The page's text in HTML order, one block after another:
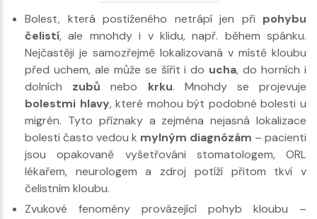
Bolest, která postiženého netrápí jen při pohybu
čelistí, ale mnohdy i v klidu, např. během spánku.
Nejčastěji je samozřejmě lokalizovaná v místě kloubu
před uchem, ale může se šířit i do ucha, do horních i
dolních zubů nebo krku. Mnohdy se projevuje
bolestmi hlavy, které mohou být podobné bolesti u
migrén. Tyto příznaky a zejména nejasná lokalizace
bolesti často vedou k mylným diagnózám – pacienti
jsou opakovaně vyšetřováni stomatologem, ORL
lékařem, neurologem a zdroj potíží přitom tkví v
čelistním kloubu.
Zvukové fenomény provázející pohyb kloubu –